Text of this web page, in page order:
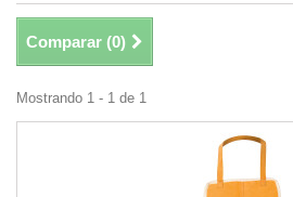
Comparar (0)
Mostrando 1 - 1 de 1